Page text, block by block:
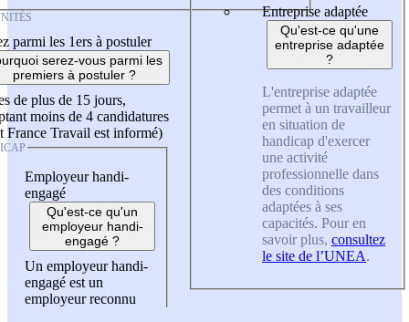
parmi les 1ers à postuler
serez-vous parmi les
premiers à postuler ?
de plus de 15 jours,
moins de 4 candidatures
France Travail est informé)
Employeur handi-
engagé
Qu'est-ce qu'un
employeur handi-
engagé ?
Un employeur handi-
engagé est un
employeur reconnu
Entreprise adaptée
Qu'est-ce qu'une
entreprise adaptée
?
L'entreprise adaptée
permet à un travailleur
en situation de
handicap d'exercer
une activité
professionnelle dans
des conditions
adaptées à ses
capacités. Pour en
savoir plus, consultez
le site de l’UNEA.